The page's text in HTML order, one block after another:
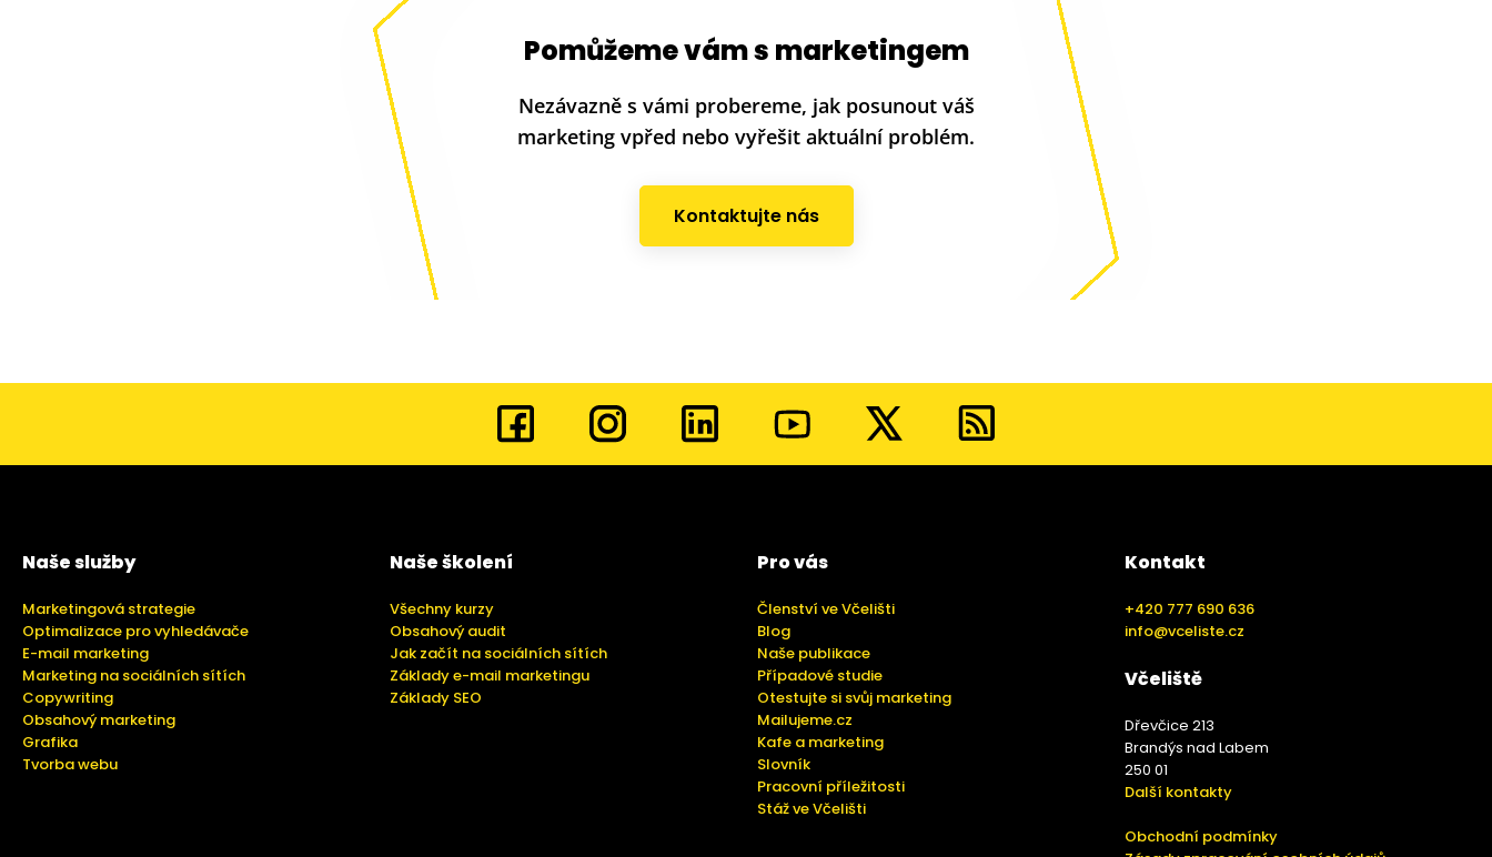
Pomůžeme vám s marketingem
Nezávazně s vámi probereme, jak posunout váš
marketing vpřed nebo vyřešit aktuální problém.
Kontaktujte nás
Naše služby
Marketingová strategie
Optimalizace pro vyhledávače
E-mail marketing
Marketing na sociálních sítích
Copywriting
Obsahový marketing
Grafika
Tvorba webu
Naše školení
Všechny kurzy
Obsahový audit
Jak začít na sociálních sítích
Základy e-mail marketingu
Základy SEO
Pro vás
Členství ve Včelišti
Blog
Naše publikace
Případové studie
Otestujte si svůj marketing
Mailujeme.cz
Kafe a marketing
Slovník
Pracovní příležitosti
Stáž ve Včelišti
Kontakt
+420 777 690 636
info@vceliste.cz
Včeliště
Dřevčice 213
Brandýs nad Labem
250 01
Další kontakty
Obchodní podmínky